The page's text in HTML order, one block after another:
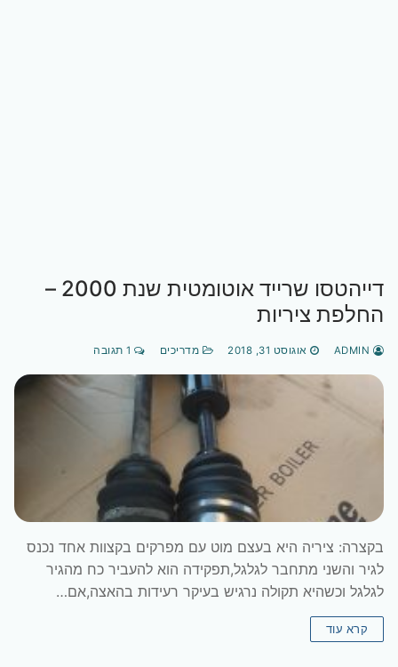
דייהטסו שרייד אוטומטית שנת 2000 –
החלפת ציריות
אוגוסט 31, 2018 מדריכים
בקצרה: ציריה היא בעצם מוט עם מפרקים בקצוות אחד נכנס
לגיר והשני מתחבר לגלגל,תפקידה הוא להעביר כח מהגיר
לגלגל וכשהיא תקולה נרגיש בעיקר רעידות בהאצה,אם…
קרא עוד